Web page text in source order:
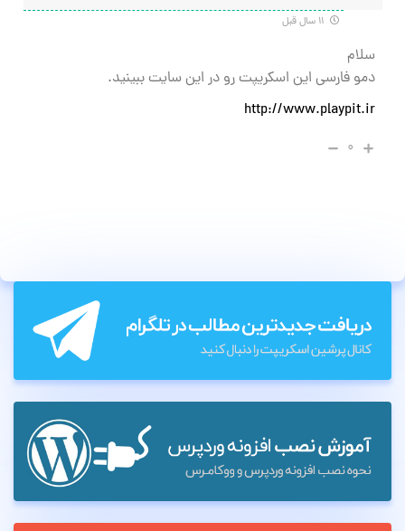
سلام
دمو فارسی این اسکریپت رو در این سایت ببینید.
http://www.playpit.ir
۰